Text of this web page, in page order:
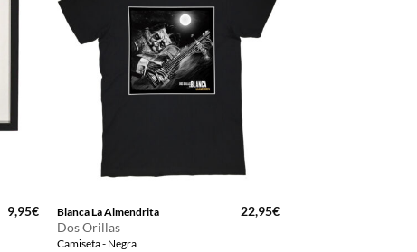
9,95€ Blanca La Almendrita
Dos Orillas
Camiseta - Negra
22,95€